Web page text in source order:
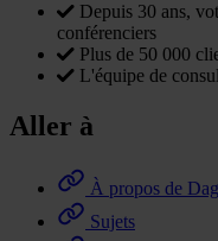
Depuis 30 ans,
conférenciers
Plus de 50 000
L'équipe de
Aller à
À propos de
Sujets